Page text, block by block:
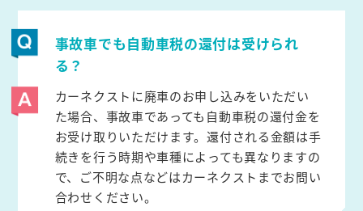
事故車でも自動車税の還付は受けられ
る？
カーネクストに廃車のお申し込みをいただい
た場合、事故車であっても自動車税の還付金を
お受け取りいただけます。還付される金額は手
続きを行う時期や車種によっても異なりますの
で、ご不明な点などはカーネクストまでお問い
合わせください。